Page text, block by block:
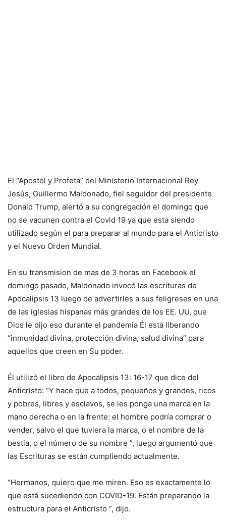
El “Apostol y Profeta” del Ministerio Internacional Rey
Jesús, Guillermo Maldonado, fiel seguidor del presidente
Donald Trump, alertó a su congregación el domingo que
no se vacunen contra el Covid 19 ya que esta siendo
utilizado según el para preparar al mundo para el Anticristo
y el Nuevo Orden Mundial.
En su transmision de mas de 3 horas en Facebook el
domingo pasado, Maldonado invocó las escrituras de
Apocalipsis 13 luego de advertirles a sus feligreses en una
de las iglesias hispanas más grandes de los EE. UU, que
Dios le dijo eso durante el pandemia Él está liberando
“inmunidad divina, protección divina, salud divina” para
aquellos que creen en Su poder.
Él utilizó el libro de Apocalipsis 13: 16-17 que dice del
Anticristo: “Y hace que a todos, pequeños y grandes, ricos
y pobres, libres y esclavos, se les ponga una marca en la
mano derecha o en la frente: el hombre podría comprar o
vender, salvo el que tuviera la marca, o el nombre de la
bestia, o el número de su nombre ”, luego argumentó que
las Escrituras se están cumpliendo actualmente.
“Hermanos, quiero que me miren. Eso es exactamente lo
que está sucediendo con COVID-19. Están preparando la
estructura para el Anticristo ”, dijo.